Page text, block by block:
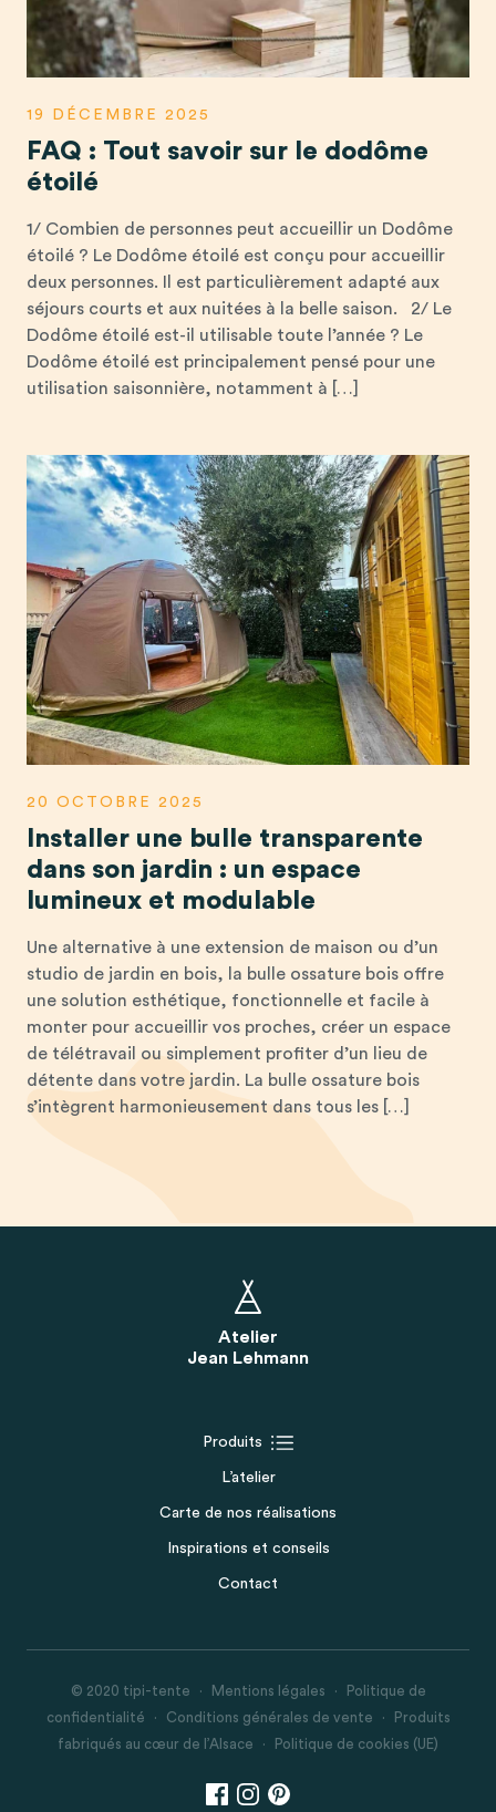
19 DÉCEMBRE 2025
FAQ : Tout savoir sur le dodôme
étoilé
1/ Combien de personnes peut accueillir un Dodôme
étoilé ? Le Dodôme étoilé est conçu pour accueillir
deux personnes. Il est particulièrement adapté aux
séjours courts et aux nuitées à la belle saison. 2/ Le
Dodôme étoilé est-il utilisable toute l’année ? Le
Dodôme étoilé est principalement pensé pour une
utilisation saisonnière, notamment à […]
20 OCTOBRE 2025
Installer une bulle transparente
dans son jardin : un espace
lumineux et modulable
Une alternative à une extension de maison ou d’un
studio de jardin en bois, la bulle ossature bois offre
une solution esthétique, fonctionnelle et facile à
monter pour accueillir vos proches, créer un espace
de télétravail ou simplement profiter d’un lieu de
détente dans votre jardin. La bulle ossature bois
s’intègrent harmonieusement dans tous les […]
Atelier
Jean Lehmann
Produits
L’atelier
Carte de nos réalisations
Inspirations et conseils
Contact
© 2020 tipi-tente Mentions légales
Politique de
confidentialité
Conditions générales de vente
Produits
fabriqués au cœur de l’Alsace
Politique de cookies (UE)